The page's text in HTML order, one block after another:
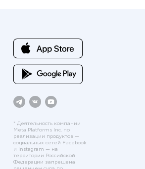
* Деятельность компании
Meta Platforms Inc. по
реализации продуктов —
социальных сетей Facebook
и Instagram — на
территории Российской
Федерации запрещена